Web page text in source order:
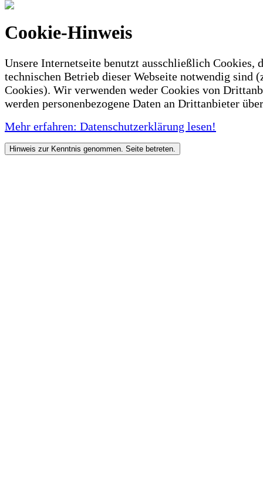
Cookie-Hinweis
Unsere Internetseite benutzt ausschließlich Cookies,
technischen Betrieb dieser Webseite notwendig sind
Cookies). Wir verwenden weder Cookies von
werden personenbezogene Daten an Drittanbieter
Mehr erfahren: Datenschutzerklärung lesen!
Hinweis zur Kenntnis genommen. Seite betreten.